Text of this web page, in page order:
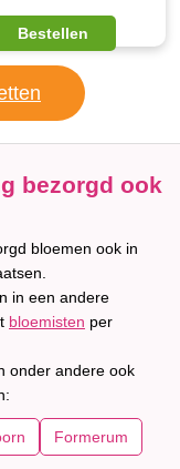
Bestellen
bezorgd ook
bloemen ook in
in een andere
bloemisten per
onder andere ook
Formerum